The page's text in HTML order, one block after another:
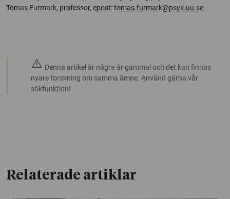
Tomas Furmark, professor, epost:tomas.furmark@psyk.uu.se
warning Denna artikel är några år gammal och det kan finnas
nyare forskning om samma ämne. Använd gärna vår
sökfunktion!
Relaterade artiklar